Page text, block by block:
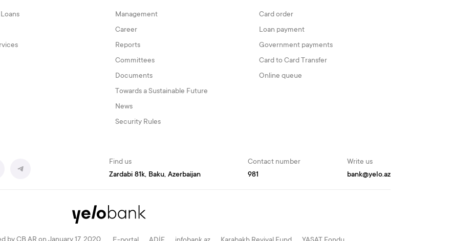
Management
Career
Reports
Committees
Documents
Towards a Sustainable Future
News
Security Rules
Card order
Loan payment
Government payments
Card to Card Transfer
Online queue
Find us
Zardabi 81k, Baku, Azerbaijan
Contact number
981
Write us
bank@yelo.az